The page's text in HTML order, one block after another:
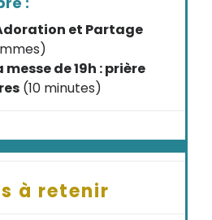
et Partage
messe de 19h : prière
(10 minutes)
à retenir